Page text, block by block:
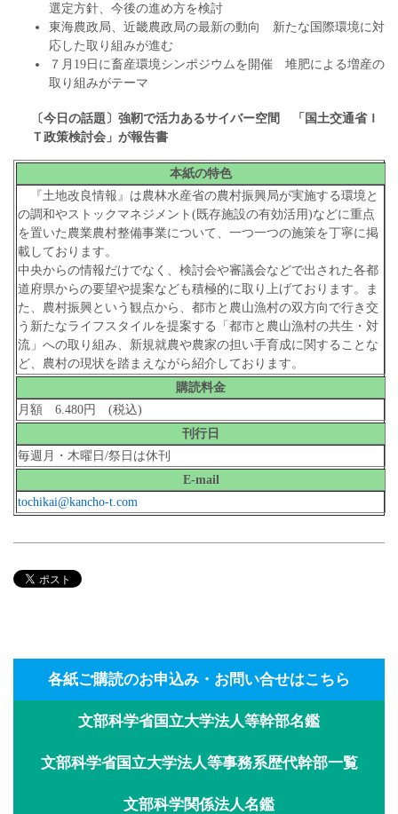
選定方針、今後の進め方を検討
東海農政局、近畿農政局の最新の動向 新たな国際環境に対
応した取り組みが進む
７月19日に畜産環境シンポジウムを開催 堆肥による増産の
取り組みがテーマ
〔今日の話題〕強靭で活力あるサイバー空間
「国土交通省Ｉ
Ｔ政策検討会」が報告書
本紙の特色
『土地改良情報』は農林水産省の農村振興局が実施する環境と
の調和やストックマネジメント(既存施設の有効活用)などに重点
を置いた農業農村整備事業について、一つ一つの施策を丁寧に掲
載しております。
中央からの情報だけでなく、検討会や審議会などで出された各都
道府県からの要望や提案なども積極的に取り上げております。ま
た、農村振興という観点から、都市と農山漁村の双方向で行き交
う新たなライフスタイルを提案する「都市と農山漁村の共生・対
流」への取り組み、新規就農や農家の担い手育成に関することな
ど、農村の現状を踏まえながら紹介しております。
購読料金
月額 6.480円 (税込)
刊行日
毎週月・木曜日/祭日は休刊
E-mail
tochikai@kancho-t.com
各紙ご購読のお申込み・お問い合せはこちら
文部科学省国立大学法人等幹部名鑑
文部科学省国立大学法人等事務系歴代幹部一覧
文部科学関係法人名鑑